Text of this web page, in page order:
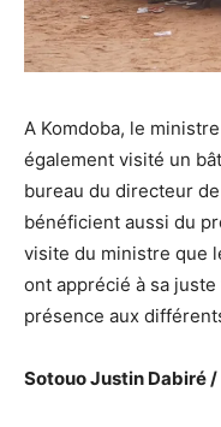
A Komdoba, le
également visité un
bureau du directeur
bénéficient aussi du
visite du ministre que
ont apprécié à sa
présence aux
Sotouo Justin Dabiré /